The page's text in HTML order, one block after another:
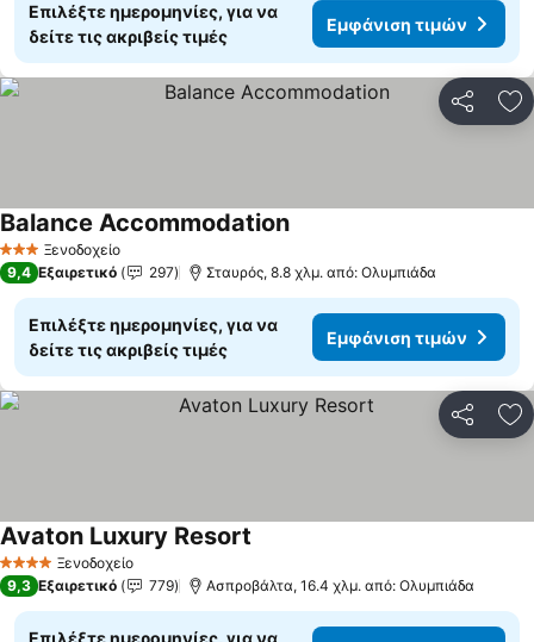
Επιλέξτε ημερομηνίες, για να
δείτε τις ακριβείς τιμές
Εμφάνιση τιμών
3 ΑστέριαΞενοδοχείο
Balance AccommodationΕμφάνιση τιμών
9,4 Εξαιρετικό 297 Σταυρός, 8.8 χλμ. από: Ολυμπιάδα
Επιλέξτε ημερομηνίες, για να
δείτε τις ακριβείς τιμές
Εμφάνιση τιμών
4 ΑστέριαΞενοδοχείο
Avaton Luxury Resort
9,3 Εξαιρετικό 779 Ασπροβάλτα, 16.4 χλμ. από: Ολυμπιάδα
Επιλέξτε ημερομηνίες, για να